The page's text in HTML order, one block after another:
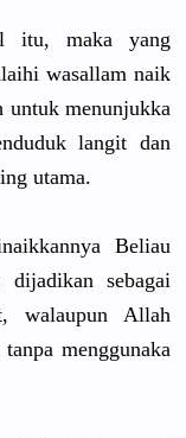
itu, maka yang
wasallam naik
untuk menunjukka
langit dan
utama.
ya Beliau
sebagai
walaupun Allah
menggunaka